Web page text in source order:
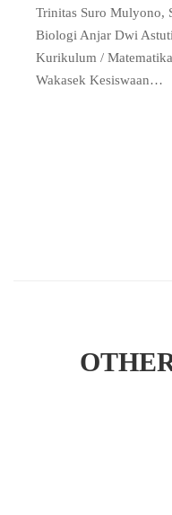
Trinitas Suro Mulyono,
Biologi Anjar Dwi
Kurikulum /
Wakasek Kesiswaan…